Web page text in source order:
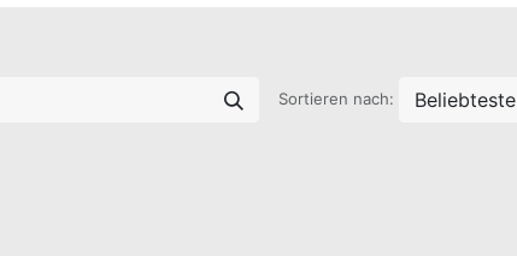
Sortieren nach: Beliebteste